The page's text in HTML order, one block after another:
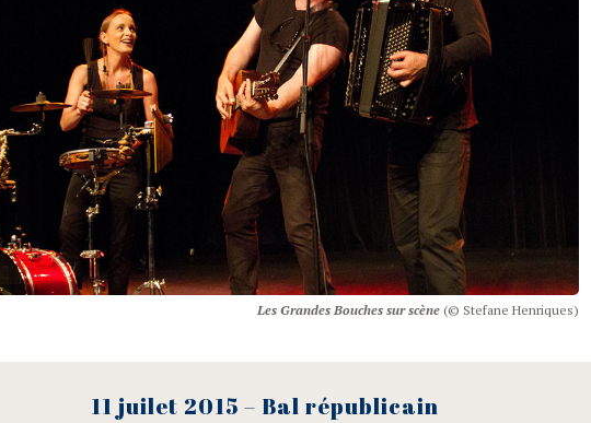
Les Grandes Bouches sur scène(© Ste­fane Henriques)
11 jui­let 2015 – Bal républicain